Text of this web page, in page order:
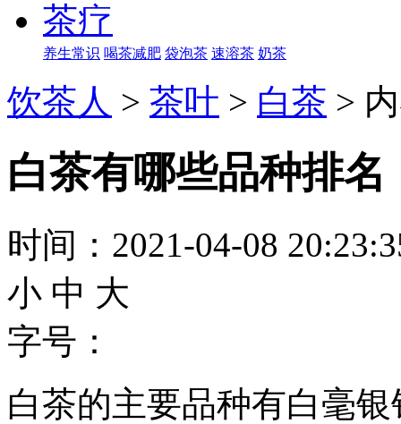
茶疗
养生常识 喝茶减肥 袋泡茶 速溶茶 奶茶
饮茶人 > 茶叶 > 白茶 >
白茶有哪些品种排名
时间：2021-04-08
小 中 大
字号：
白茶的主要品种有白毫